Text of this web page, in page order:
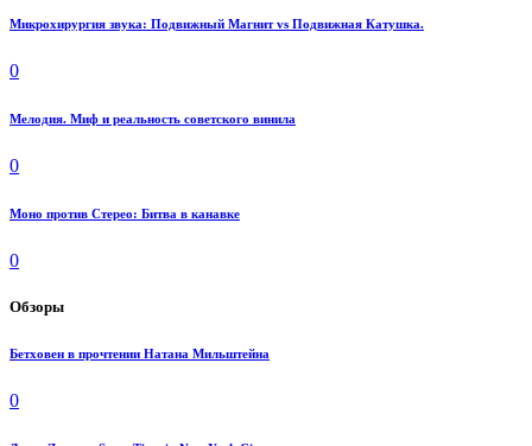
Микрохирургия звука: Подвижный Магнит vs Подвижная Катушка.
0
Мелодия. Миф и реальность советского винила
0
Моно против Стерео: Битва в канавке
0
Обзоры
Бетховен в прочтении Натана Мильштейна
0